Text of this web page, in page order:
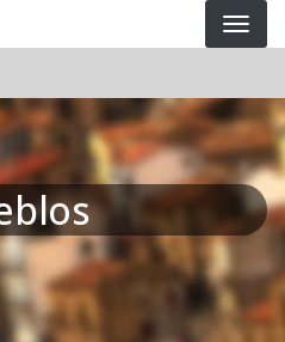
principal